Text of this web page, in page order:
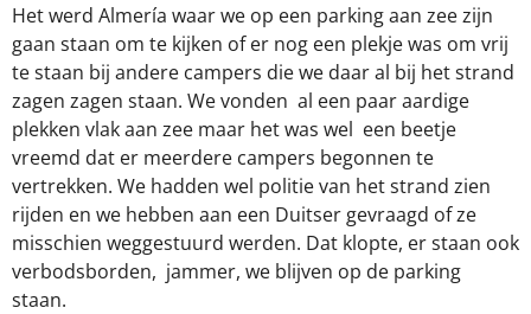
Het werd Almería waar we op een parking aan zee zijn
gaan staan om te kijken of er nog een plekje was om vrij
te staan bij andere campers die we daar al bij het strand
zagen zagen staan. We vonden al een paar aardige
plekken vlak aan zee maar het was wel een beetje
vreemd dat er meerdere campers begonnen te
vertrekken. We hadden wel politie van het strand zien
rijden en we hebben aan een Duitser gevraagd of ze
misschien weggestuurd werden. Dat klopte, er staan ook
verbodsborden, jammer, we blijven op de parking
staan.